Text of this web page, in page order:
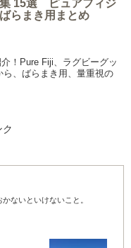
15選 ピュアフィジ
らまき用まとめ
！Pure Fiji、ラグビーグッ
ら、ばらまき用、量重視の
ないといけないこと。